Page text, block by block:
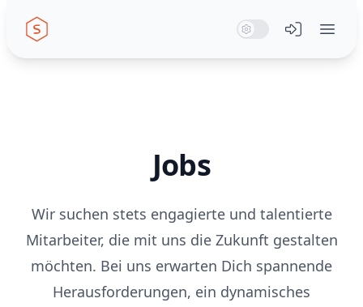
Seiwert GmbH System Mode
Light Mode
Dark Mode
Menü
Jobs
Wir suchen stets engagierte und talentierte
Mitarbeiter, die mit uns die Zukunft gestalten
möchten. Bei uns erwarten Dich spannende
Herausforderungen, ein dynamisches